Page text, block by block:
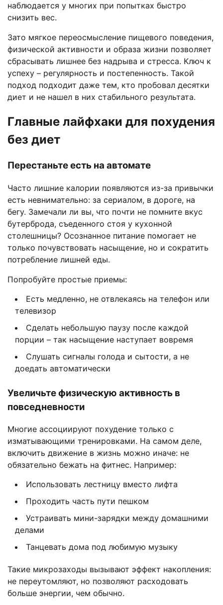
наблюдается у многих при попытках быстро
снизить вес.
Зато мягкое переосмысление пищевого поведения,
физической активности и образа жизни позволяет
сбрасывать лишнее без надрыва и стресса. Ключ к
успеху – регулярность и постепенность. Такой
подход подходит даже тем, кто пробовал десятки
диет и не нашел в них стабильного результата.
Главные лайфхаки для похудения
без диет
Перестаньте есть на автомате
Часто лишние калории появляются из-за привычки
есть невнимательно: за сериалом, в дороге, на
бегу. Замечали ли вы, что почти не помните вкус
бутерброда, съеденного стоя у кухонной
столешницы? Осознанное питание помогает не
только почувствовать насыщение, но и сократить
потребление лишней еды.
Попробуйте простые приемы:
Есть медленно, не отвлекаясь на телефон или
телевизор
Сделать небольшую паузу после каждой
порции – так насыщение наступает вовремя
Слушать сигналы голода и сытости, а не
доедать автоматически
Увеличьте физическую активность в
повседневности
Многие ассоциируют похудение только с
изматывающими тренировками. На самом деле,
включить движение в жизнь можно иначе: не
обязательно бежать на фитнес. Например:
Использовать лестницу вместо лифта
Проходить часть пути пешком
Устраивать мини-зарядки между домашними
делами
Танцевать дома под любимую музыку
Такие микрозаходы вызывают эффект накопления:
не переутомляют, но позволяют расходовать
больше энергии, чем обычно.